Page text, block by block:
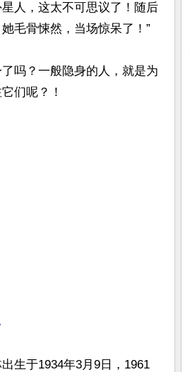
人，这太不可思议了！随后
毛骨悚然，当场惊呆了！”
吗？一般隐身的人，就是为
们呢？！
生于1934年3月9日，1961